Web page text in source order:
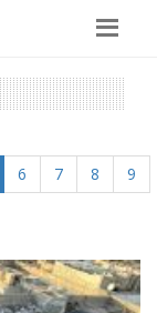
6 7 8
9